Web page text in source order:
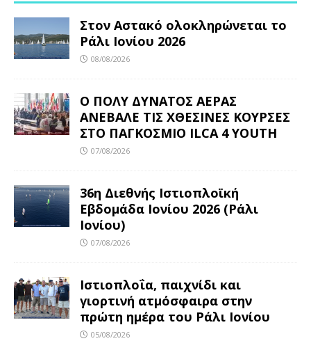
Στον Αστακό ολοκληρώνεται το
Ράλι Ιονίου 2026
08/08/2026
Ο ΠΟΛΥ ΔΥΝΑΤΟΣ ΑΕΡΑΣ
ΑΝΕΒΑΛΕ ΤΙΣ ΧΘΕΣΙΝΕΣ ΚΟΥΡΣΕΣ
ΣΤΟ ΠΑΓΚΟΣΜΙΟ ILCA 4 YOUTH
07/08/2026
36η Διεθνής Ιστιοπλοϊκή
Εβδομάδα Ιονίου 2026 (Ράλι
Ιονίου)
07/08/2026
Ιστιοπλοΐα, παιχνίδι και
γιορτινή ατμόσφαιρα στην
πρώτη ημέρα του Ράλι Ιονίου
05/08/2026